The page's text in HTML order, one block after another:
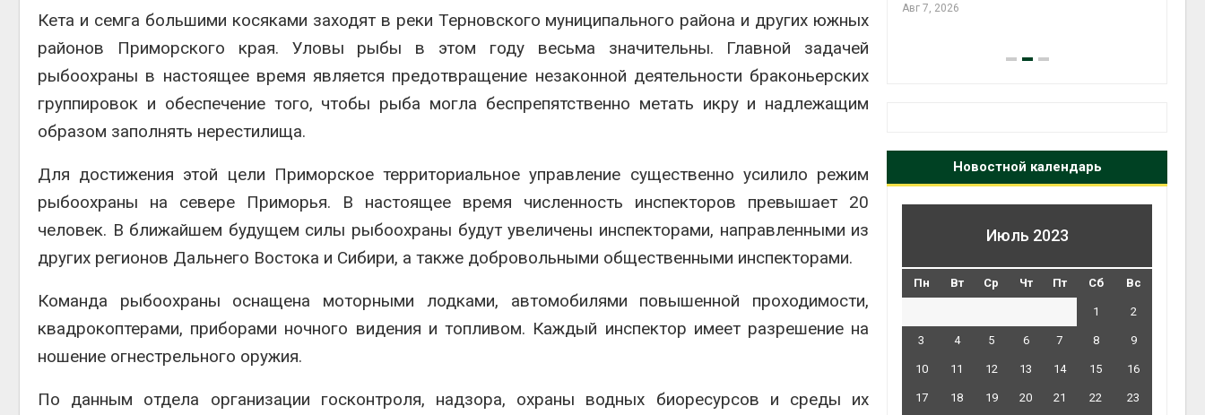
Кета и семга большими косяками заходят в реки Терновского муниципального района и других южных
районов Приморского края. Уловы рыбы в этом году весьма значительны. Главной задачей
рыбоохраны в настоящее время является предотвращение незаконной деятельности браконьерских
группировок и обеспечение того, чтобы рыба могла беспрепятственно метать икру и надлежащим
образом заполнять нерестилища.
Для достижения этой цели Приморское территориальное управление существенно усилило режим
рыбоохраны на севере Приморья. В настоящее время численность инспекторов превышает 20
человек. В ближайшем будущем силы рыбоохраны будут увеличены инспекторами, направленными из
других регионов Дальнего Востока и Сибири, а также добровольными общественными инспекторами.
Команда рыбоохраны оснащена моторными лодками, автомобилями повышенной проходимости,
квадрокоптерами, приборами ночного видения и топливом. Каждый инспектор имеет разрешение на
ношение огнестрельного оружия.
По данным отдела организации госконтроля, надзора, охраны водных биоресурсов и среды их
пресной воды
Авг 6, 2026
роста ущерба от пожаров
Авг 7, 2026
Новостной календарь
Июль 2023
Пн Вт Ср Чт Пт Сб Вс
1 2
3 4 5 6 7 8 9
10 11 12 13 14 15 16
17 18 19 20 21 22 23